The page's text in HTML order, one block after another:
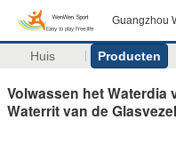
Guangzhou
Huis Producten
Volwassen het
Waterrit van de